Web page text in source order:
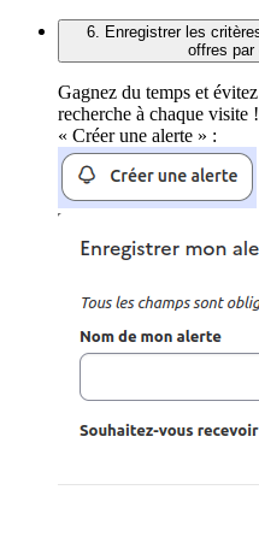
6. Enregistrer les
offres par
Gagnez du temps et
recherche à chaque visite
« Créer une alerte » :